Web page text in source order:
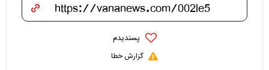
پسندیدم
گزارش خطا